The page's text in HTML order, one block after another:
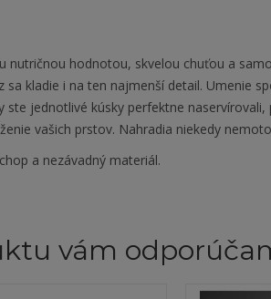
nutričnou hodnotou, skvelou chuťou a
kladie i na ten najmenší detail. Umenie
jednotlivé kúsky perfektne
vašich prstov. Nahradia niekedy
a nezávadný materiál.
vám